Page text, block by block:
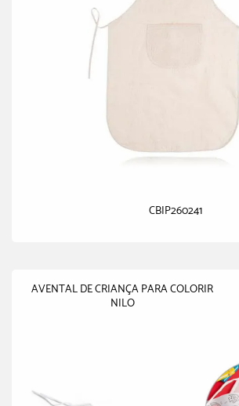
CBIP260241
AVENTAL DE CRIANÇA PARA COLORIR
NILO